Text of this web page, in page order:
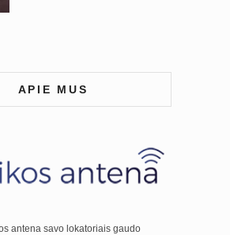
APIE MUS
antena savo lokatoriais gaudo